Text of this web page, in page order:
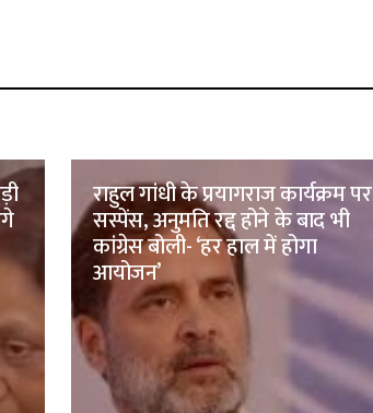
राहुल गांधी के प्रयागराज कार्यक्रम पर
सस्पेंस, अनुमति रद्द होने के बाद भी
कांग्रेस बोली- ‘हर हाल में होगा
आयोजन’